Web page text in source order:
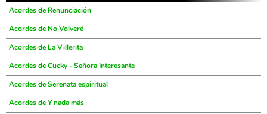
Acordes de Renunciación
Acordes de No Volveré
Acordes de La Villerita
Acordes de Cucky - Señora Interesante
Acordes de Serenata espiritual
Acordes de Y nada más